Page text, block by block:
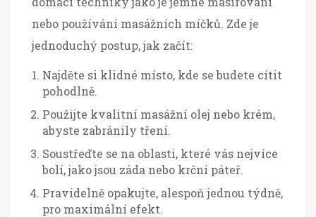
nebo používání masážních míčků. Zde je
jednoduchý postup, jak začít:
Najděte si klidné místo, kde se budete cítit
pohodlně.
Použijte kvalitní masážní olej nebo krém,
abyste zabránily tření.
Soustřeďte se na oblasti, které vás nejvíce
bolí, jako jsou záda nebo krční páteř.
Pravidelně opakujte, alespoň jednou týdně,
pro maximální efekt.